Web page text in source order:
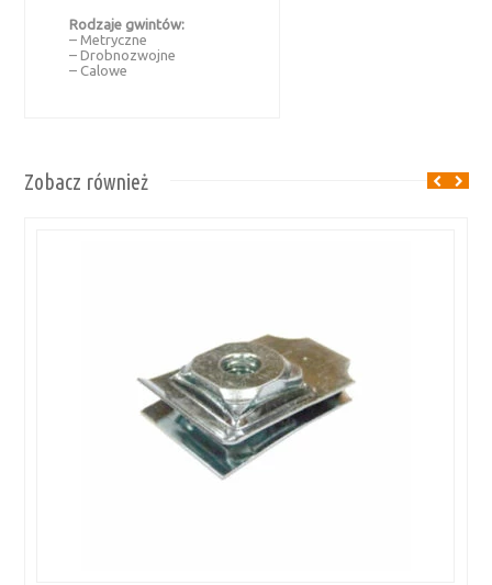
Rodzaje gwintów:
– Metryczne
– Drobnozwojne
– Calowe
Zobacz również